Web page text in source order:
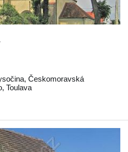
, Českomoravská
, Toulava